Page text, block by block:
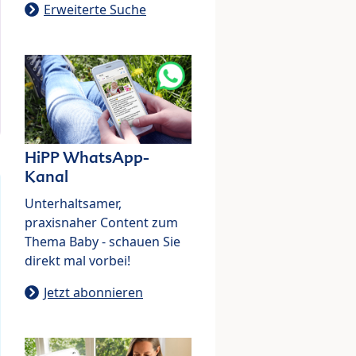
Erweiterte Suche
HiPP WhatsApp-
Kanal
Unterhaltsamer,
praxisnaher Content zum
Thema Baby - schauen Sie
direkt mal vorbei!
Jetzt abonnieren